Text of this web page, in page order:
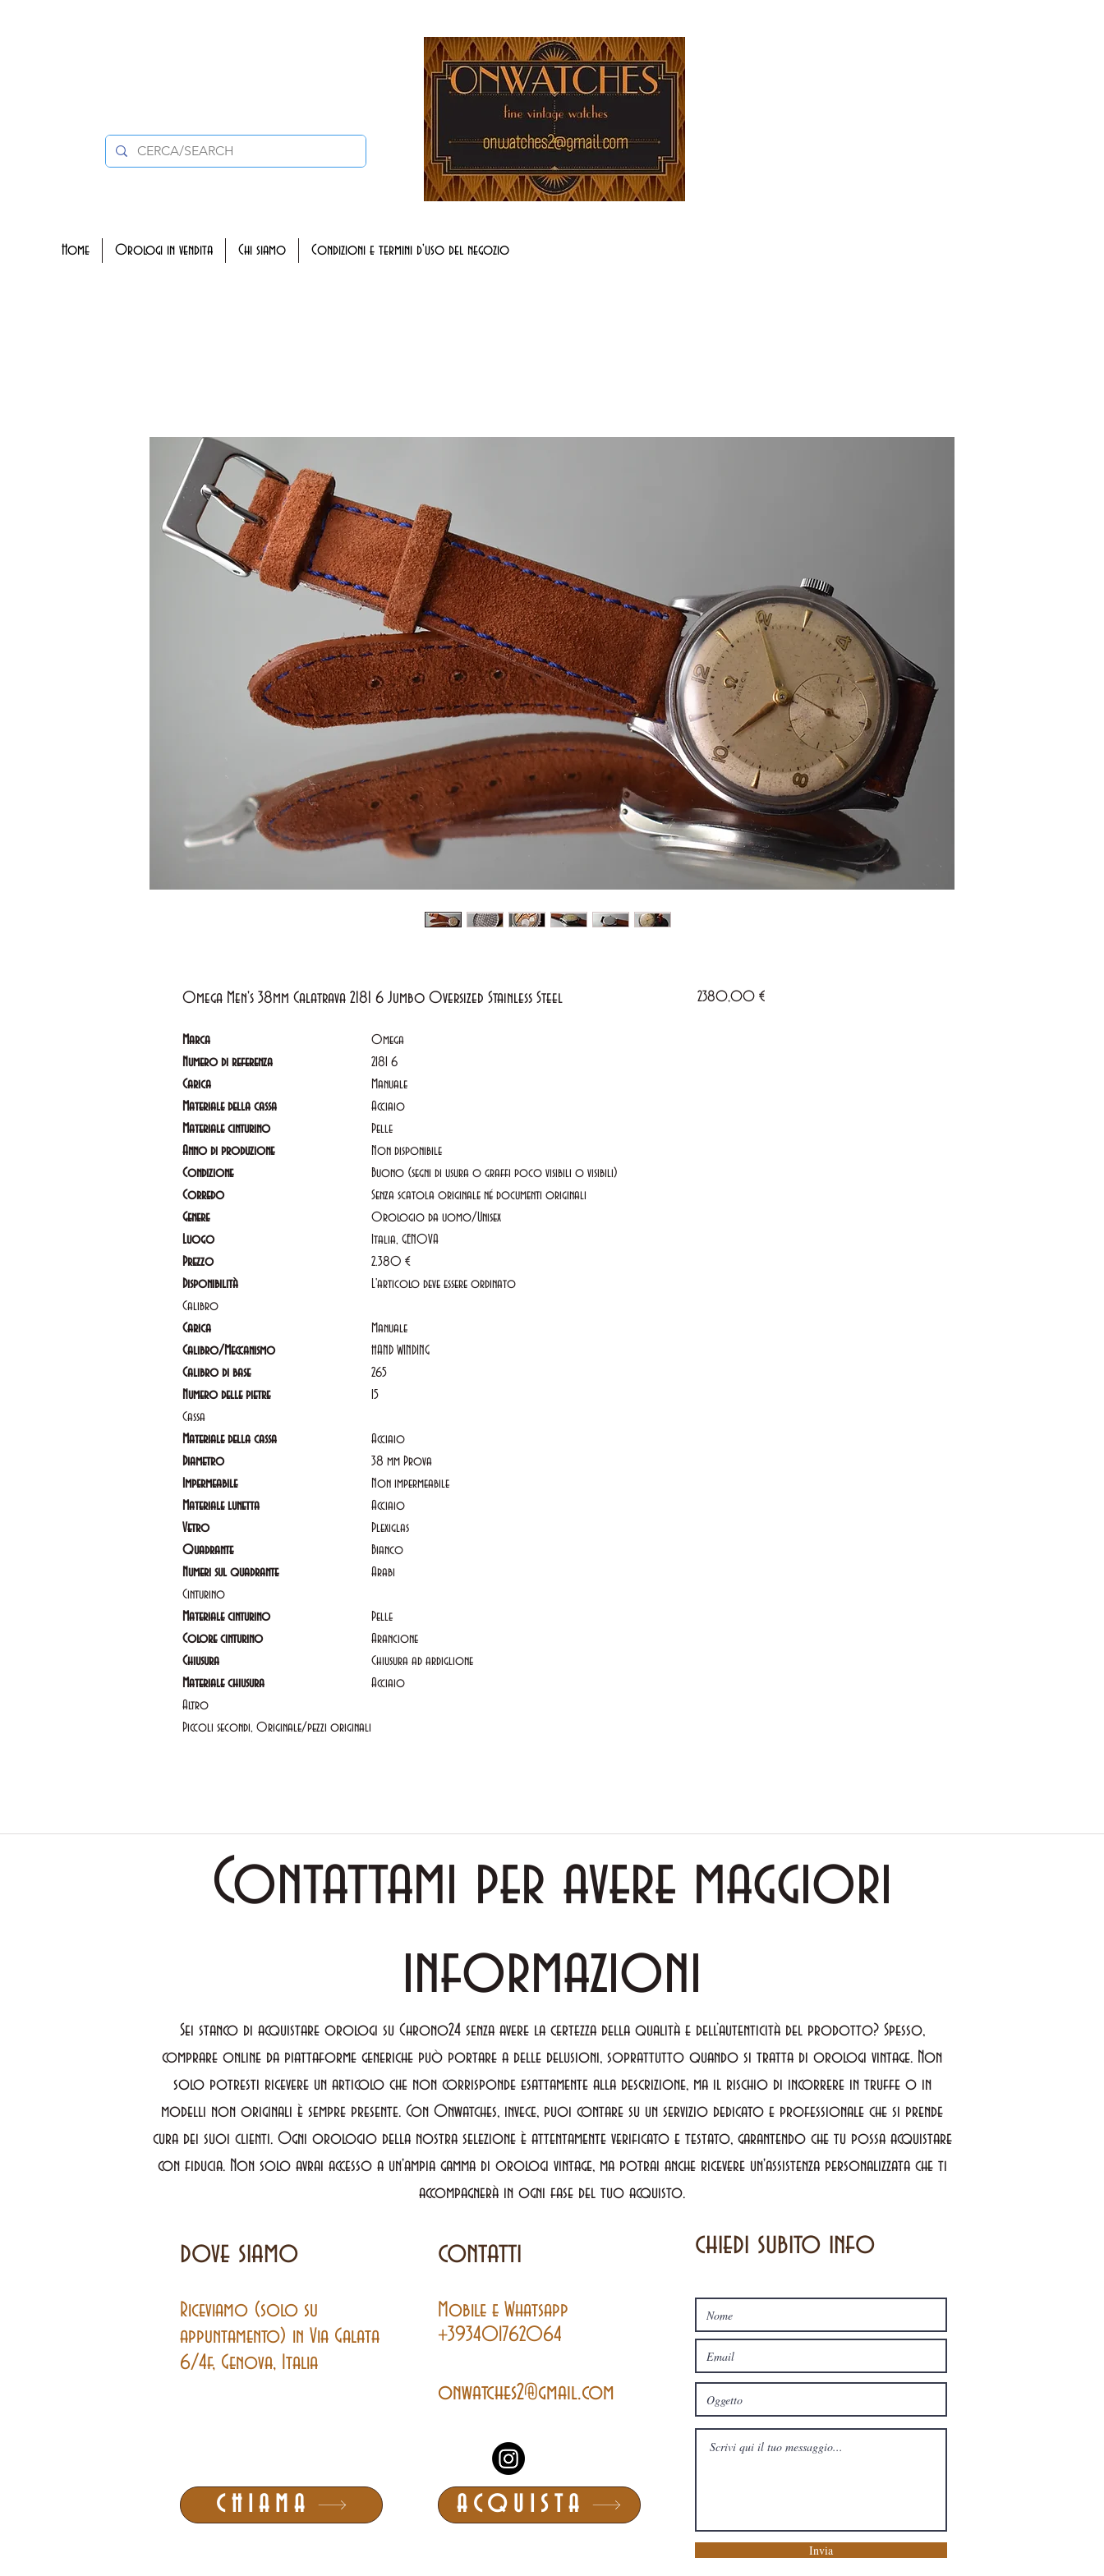
Home Orologi in vendita Chi siamo Condizioni e termini d'uso del negozio
Omega Men's 38mm Calatrava 2181 6 Jumbo Oversized Stainless Steel
Marca
Omega
Numero di referenza
2181 6
Carica
Manuale
Materiale della cassa
Acciaio
Materiale cinturino
Pelle
Anno di produzione
Non disponibile
Condizione
Buono (segni di usura o graffi poco visibili o visibili)
Corredo
Senza scatola originale né documenti originali
Genere
Orologio da uomo/Unisex
Luogo
Italia, GENOVA
Prezzo
2.380 €
Disponibilità
L'articolo deve essere ordinato
Calibro
Carica
Manuale
Calibro/Meccanismo
HAND WINDING
Calibro di base
265
Numero delle pietre
15
Cassa
Materiale della cassa
Acciaio
Diametro
38 mm Prova
Impermeabile
Non impermeabile
Materiale lunetta
Acciaio
Vetro
Plexiglas
Quadrante
Bianco
Numeri sul quadrante
Arabi
Cinturino
Materiale cinturino
Pelle
Colore cinturino
Arancione
Chiusura
Chiusura ad ardiglione
Materiale chiusura
Acciaio
Altro
Piccoli secondi, Originale/pezzi originali
2380,00 €Prezzo
Contattami per avere maggiori
informazioni
Sei stanco di acquistare orologi su Chrono24 senza avere la certezza della qualità e dell’autenticità del prodotto? Spesso,
comprare online da piattaforme generiche può portare a delle delusioni, soprattutto quando si tratta di orologi vintage. Non
solo potresti ricevere un articolo che non corrisponde esattamente alla descrizione, ma il rischio di incorrere in truffe o in
modelli non originali è sempre presente. Con Onwatches, invece, puoi contare su un servizio dedicato e professionale che si prende
cura dei suoi clienti. Ogni orologio della nostra selezione è attentamente verificato e testato, garantendo che tu possa acquistare
con fiducia. Non solo avrai accesso a un'ampia gamma di orologi vintage, ma potrai anche ricevere un'assistenza personalizzata che ti
accompagnerà in ogni fase del tuo acquisto.
dove siamo
Riceviamo (solo su
appuntamento) in Via Galata
6/4f, Genova, Italia
CHIAMA
contatti
Mobile e Whatsapp
+393401762064
onwatches2@gmail.com
ACQUISTA
chiedi subito info
Invia